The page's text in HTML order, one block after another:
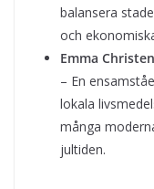
balansera
och
Emma
– En
lokala
många
jultiden.